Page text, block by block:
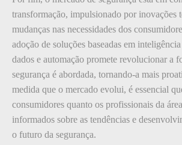
transformação, impulsionado por inovações
mudanças nas necessidades dos
adoção de soluções baseadas em
dados e automação promete revolucionar a
segurança é abordada, tornando-a mais
medida que o mercado evolui, é essencial
consumidores quanto os profissionais da
informados sobre as tendências e
o futuro da segurança.